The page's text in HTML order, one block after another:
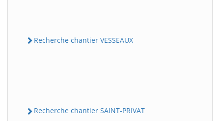
Recherche chantier VESSEAUX
Recherche chantier SAINT-PRIVAT